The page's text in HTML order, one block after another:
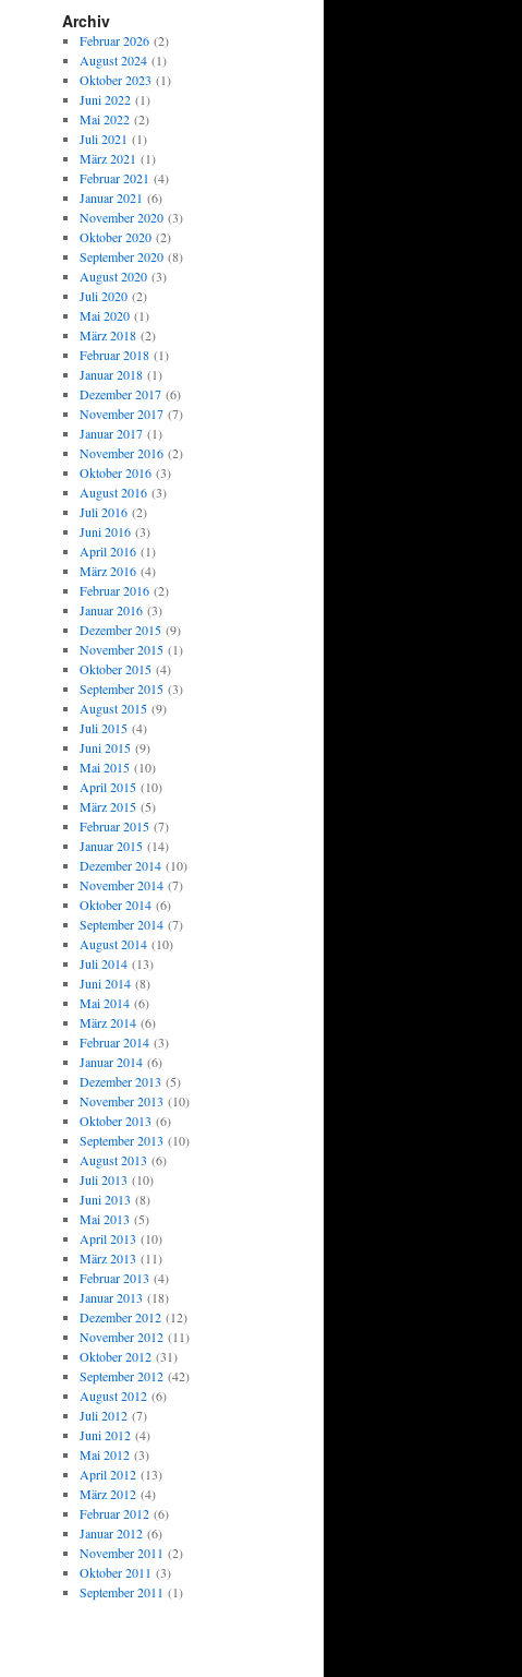
Archiv
Februar 2026(2)
August 2024(1)
Oktober 2023 (1)
Juni 2022(1)
Mai 2022(2)
Juli 2021 (1)
März 2021 (1)
Februar 2021 (4)
Januar 2021 (6)
November 2020(3)
Oktober 2020(2)
September 2020(8)
August 2020(3)
Juli 2020(2)
Mai 2020(1)
März 2018(2)
Februar 2018(1)
Januar 2018(1)
Dezember 2017(6)
November 2017(7)
Januar 2017(1)
November 2016(2)
Oktober 2016(3)
August 2016(3)
Juli 2016(2)
Juni 2016(3)
April 2016(1)
März 2016(4)
Februar 2016(2)
Januar 2016(3)
Dezember 2015(9)
November 2015(1)
Oktober 2015(4)
September 2015(3)
August 2015(9)
Juli 2015(4)
Juni 2015(9)
Mai 2015(10)
April 2015(10)
März 2015(5)
Februar 2015(7)
Januar 2015(14)
Dezember 2014(10)
November 2014(7)
Oktober 2014(6)
September 2014(7)
August 2014(10)
Juli 2014(13)
Juni 2014(8)
Mai 2014(6)
März 2014(6)
Februar 2014(3)
Januar 2014(6)
Dezember 2013 (5)
November 2013 (10)
Oktober 2013 (6)
September 2013 (10)
August 2013 (6)
Juli 2013 (10)
Juni 2013 (8)
Mai 2013 (5)
April 2013 (10)
März 2013 (11)
Februar 2013 (4)
Januar 2013 (18)
Dezember 2012(12)
November 2012(11)
Oktober 2012(31)
September 2012(42)
August 2012(6)
Juli 2012(7)
Juni 2012(4)
Mai 2012(3)
April 2012(13)
März 2012(4)
Februar 2012(6)
Januar 2012(6)
November 2011 (2)
Oktober 2011 (3)
September 2011 (1)